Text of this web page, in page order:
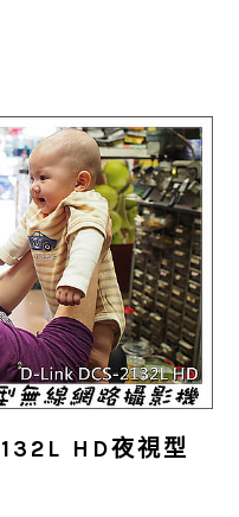
HD夜視型